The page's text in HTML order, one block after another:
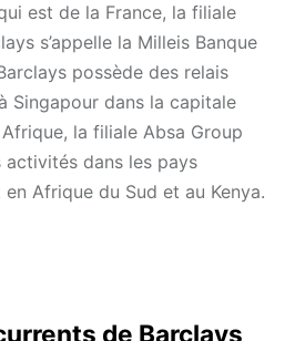
est de la France, la filiale
s’appelle la Milleis Banque
possède des relais
Singapour dans la capitale
la filiale Absa Group
dans les pays
Afrique du Sud et au Kenya.
de Barclays